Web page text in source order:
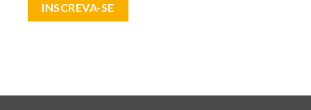
INSCREVA-SE